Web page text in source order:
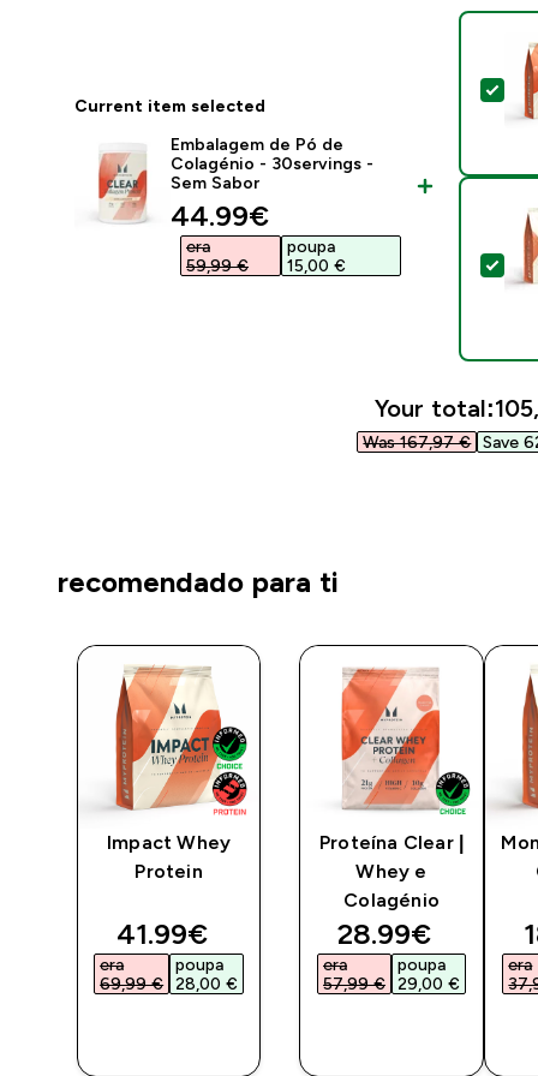
Current item selected
Embalagem de Pó de
Colagénio - 30servings -
Sem Sabor
discounted price
44.99€‎
era
59,99 €‎
poupa
15,00 €‎
Your total:
Was 167,97 €‎ Save
recomendado para ti
Impact Whey
Protein
discounted price
41.99€‎
era
69,99 €‎
poupa
28,00 €‎
Proteína Clear |
Whey e
Colagénio
discounted
28.99€‎
era
57,99 €‎
poupa
29,00 €‎
era